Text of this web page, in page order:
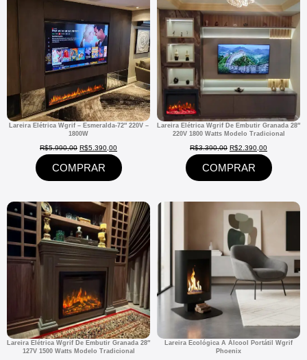
Lareira Elétrica Wgrif – Esmeralda-72″ 220V –
1800W
R$5.990,00 R$5.390,00
COMPRAR
Lareira Elétrica Wgrif De Embutir Granada 28″
220V 1800 Watts Modelo Tradicional
R$3.390,00 R$2.390,00
COMPRAR
Lareira Elétrica Wgrif De Embutir Granada 28″
127V 1500 Watts Modelo Tradicional
Lareira Ecológica A Álcool Portátil Wgrif
Phoenix